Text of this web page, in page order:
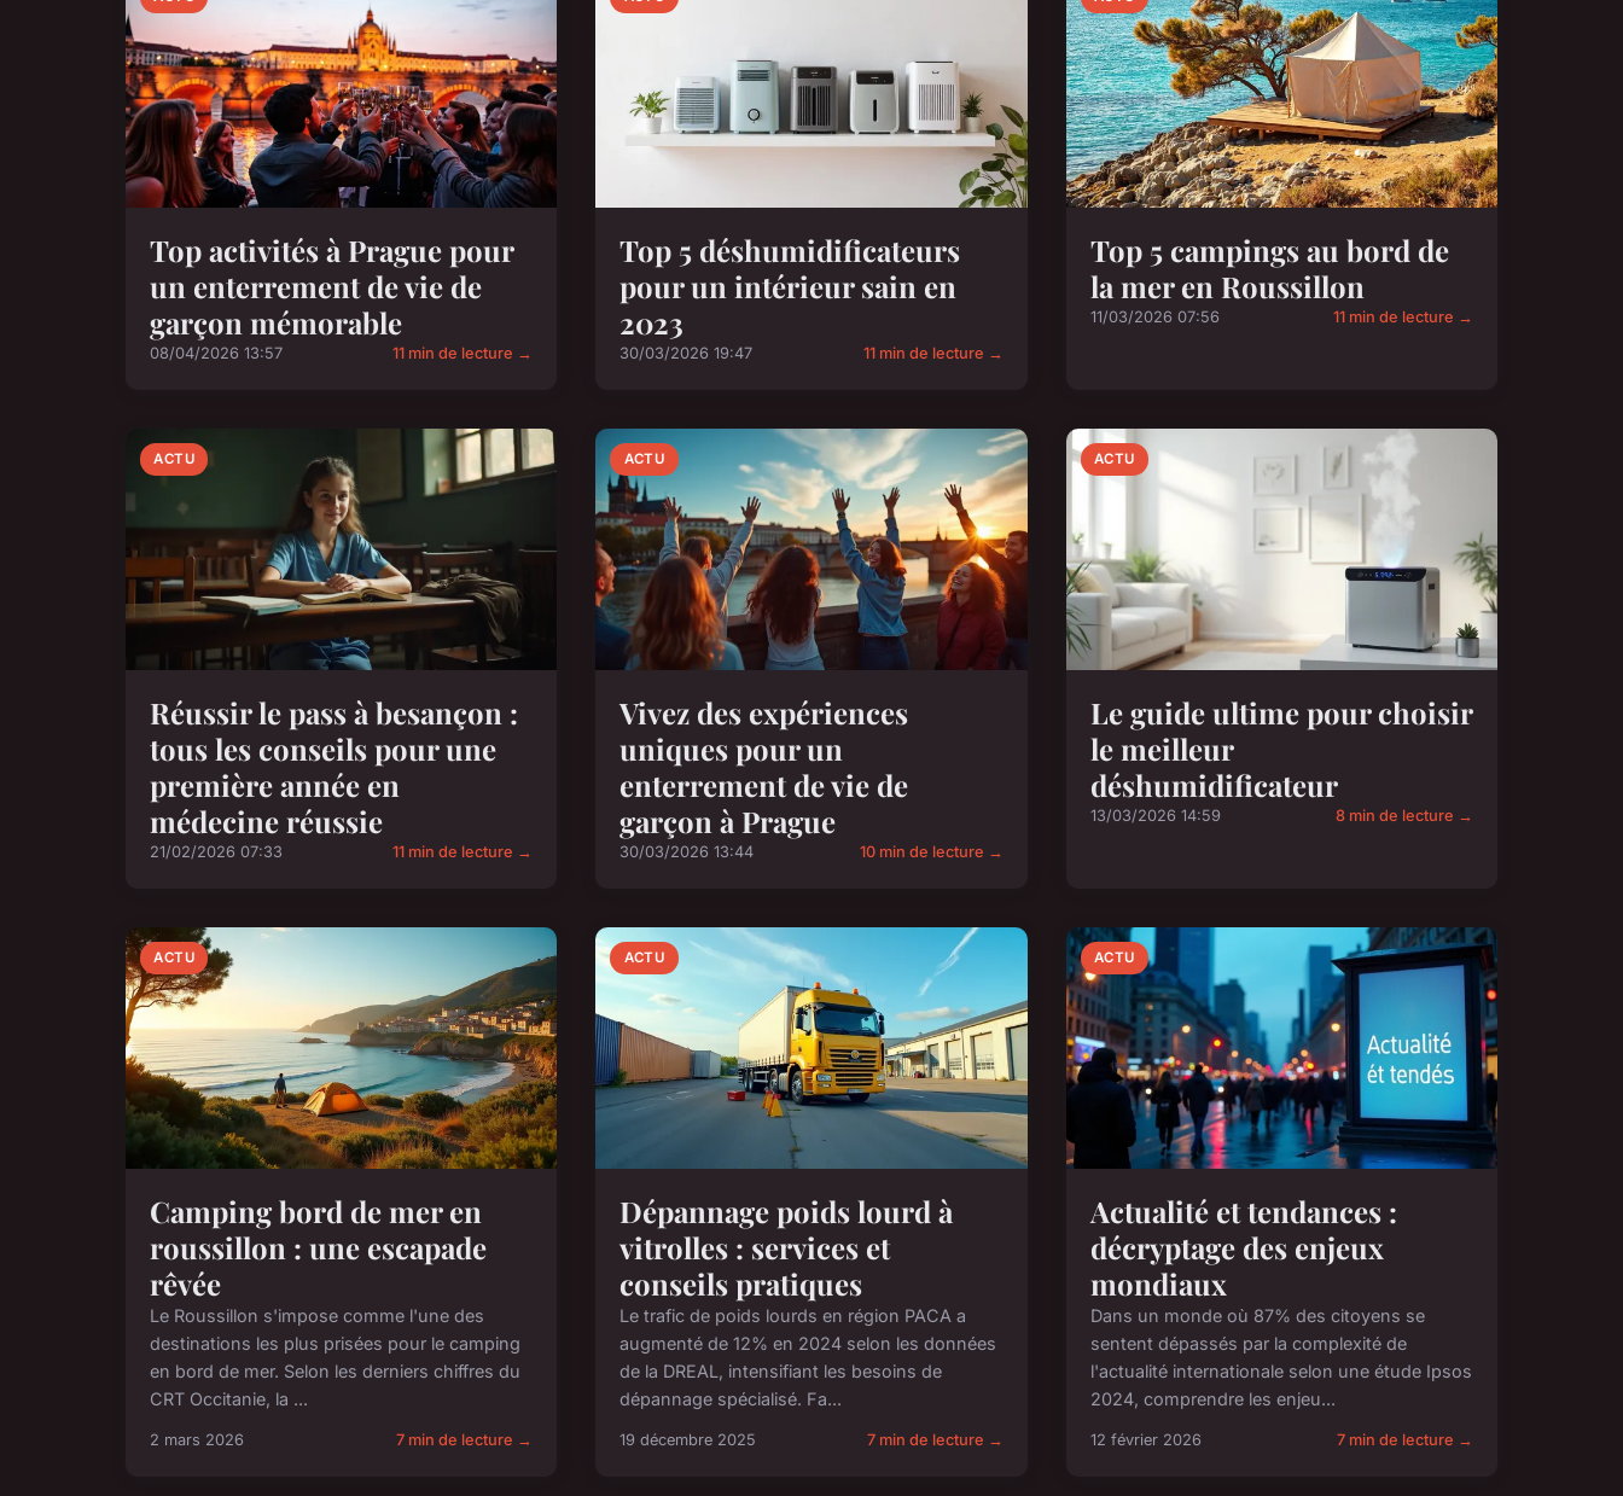
Top activités à Prague pour
un enterrement de vie de
garçon mémorable
08/04/2026 13:57 11 min de lecture →
Top 5 déshumidificateurs
pour un intérieur sain en
2023
30/03/2026 19:47 11 min de lecture →
Top 5 campings au bord de
la mer en Roussillon
11/03/2026 07:56 11 min de lecture →
ACTU
Réussir le pass à besançon :
tous les conseils pour une
première année en
médecine réussie
21/02/2026 07:33 11 min de lecture →
ACTU
Vivez des expériences
uniques pour un
enterrement de vie de
garçon à Prague
30/03/2026 13:44 10 min de lecture →
ACTU
Le guide ultime pour choisir
le meilleur
déshumidificateur
13/03/2026 14:59 8 min de lecture →
ACTU
Camping bord de mer en
roussillon : une escapade
rêvée
Le Roussillon s'impose comme l'une des
destinations les plus prisées pour le camping
en bord de mer. Selon les derniers chiffres du
CRT Occitanie, la ...
2 mars 2026 7 min de lecture →
ACTU
Dépannage poids lourd à
vitrolles : services et
conseils pratiques
Le trafic de poids lourds en région PACA a
augmenté de 12% en 2024 selon les données
de la DREAL, intensifiant les besoins de
dépannage spécialisé. Fa...
19 décembre 2025 7 min de lecture →
ACTU
Actualité et tendances :
décryptage des enjeux
mondiaux
Dans un monde où 87% des citoyens se
sentent dépassés par la complexité de
l'actualité internationale selon une étude Ipsos
2024, comprendre les enjeu...
12 février 2026 7 min de lecture →